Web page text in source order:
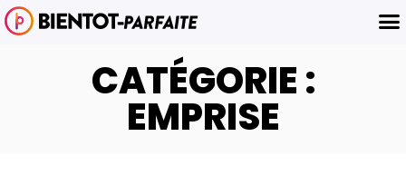
CATÉGORIE :
EMPRISE